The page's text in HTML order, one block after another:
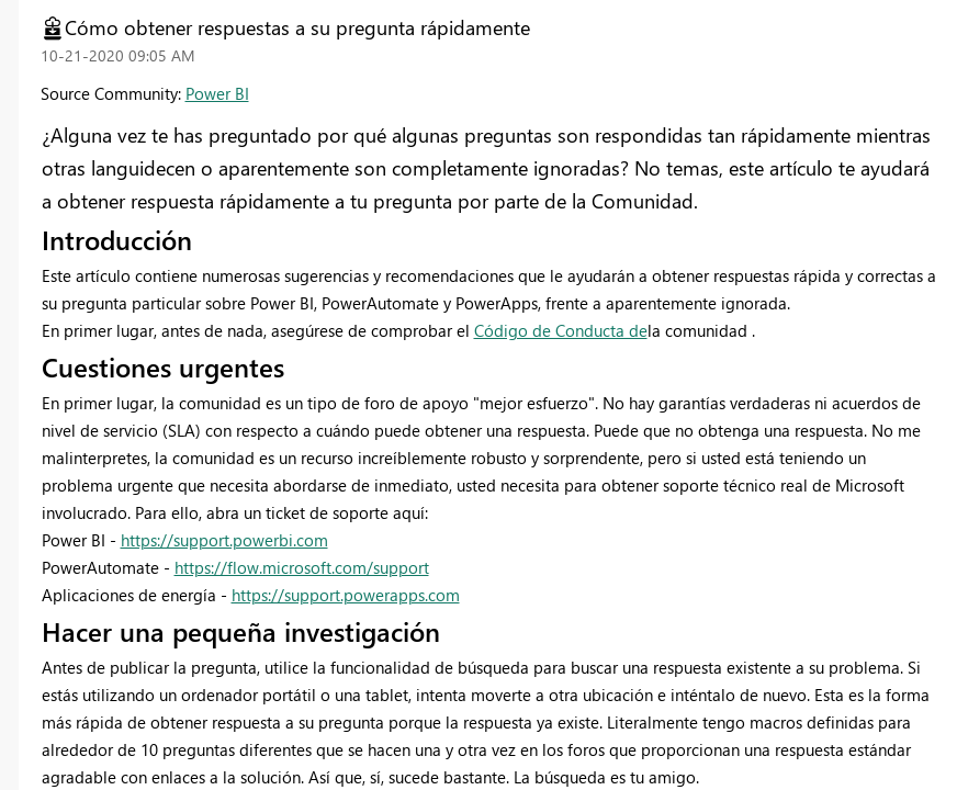
Cómo obtener respuestas a su pregunta rápidamente
‎10-21-2020 09:05 AM
Source Community: Power BI
¿Alguna vez te has preguntado por qué algunas preguntas son respondidas tan rápidamente mientras
otras languidecen o aparentemente son completamente ignoradas? No temas, este artículo te ayudará
a obtener respuesta rápidamente a tu pregunta por parte de la Comunidad.
Introducción
Este artículo contiene numerosas sugerencias y recomendaciones que le ayudarán a obtener respuestas rápida y correctas a
su pregunta particular sobre Power BI, PowerAutomate y PowerApps, frente a aparentemente ignorada.
En primer lugar, antes de nada, asegúrese de comprobar el Código de Conducta dela comunidad .
Cuestiones urgentes
En primer lugar, la comunidad es un tipo de foro de apoyo "mejor esfuerzo". No hay garantías verdaderas ni acuerdos de
nivel de servicio (SLA) con respecto a cuándo puede obtener una respuesta. Puede que no obtenga una respuesta. No me
malinterpretes, la comunidad es un recurso increíblemente robusto y sorprendente, pero si usted está teniendo un
problema urgente que necesita abordarse de inmediato, usted necesita para obtener soporte técnico real de Microsoft
involucrado. Para ello, abra un ticket de soporte aquí:
Power BI - https://support.powerbi.com
PowerAutomate - https://flow.microsoft.com/support
Aplicaciones de energía - https://support.powerapps.com
Hacer una pequeña investigación
Antes de publicar la pregunta, utilice la funcionalidad de búsqueda para buscar una respuesta existente a su problema. Si
estás utilizando un ordenador portátil o una tablet, intenta moverte a otra ubicación e inténtalo de nuevo. Esta es la forma
más rápida de obtener respuesta a su pregunta porque la respuesta ya existe. Literalmente tengo macros definidas para
alrededor de 10 preguntas diferentes que se hacen una y otra vez en los foros que proporcionan una respuesta estándar
agradable con enlaces a la solución. Así que, sí, sucede bastante. La búsqueda es tu amigo.
SQL, and AI community event. Save €200 with code FABCMTY200.
Register now